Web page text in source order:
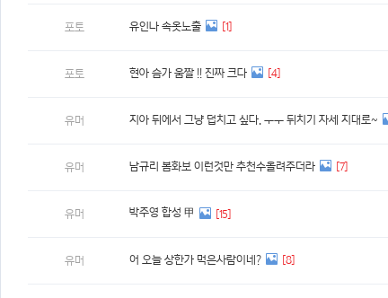
포토 유인나 속옷노출 [1]
포토 현아 슴가 움짤 !! 진짜 크다 [4]
유머 지아 뒤에서 그냥 덥치고 싶다. ㅜㅜ 뒤치기 자세 지대로~
유머 남규리 봄화보 이런것만 추천수올려주더라 [7]
유머 박주영 합성 甲 [15]
유머 어 오늘 상한가 먹은사람이네? [8]